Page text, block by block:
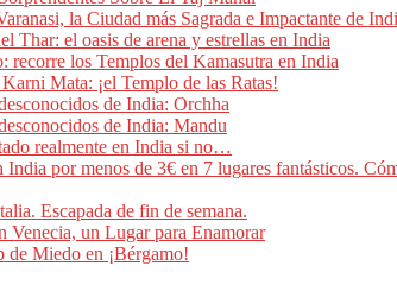
la Ciudad más Sagrada e Impactante de
Thar: el oasis de arena y estrellas en India
recorre los Templos del Kamasutra en India
Mata: ¡el Templo de las Ratas!
de India: Orchha
de India: Mandu
realmente en India si no…
India por menos de 3€ en 7 lugares fantásticos.
Escapada de fin de semana.
Venecia, un Lugar para Enamorar
de Miedo en ¡Bérgamo!